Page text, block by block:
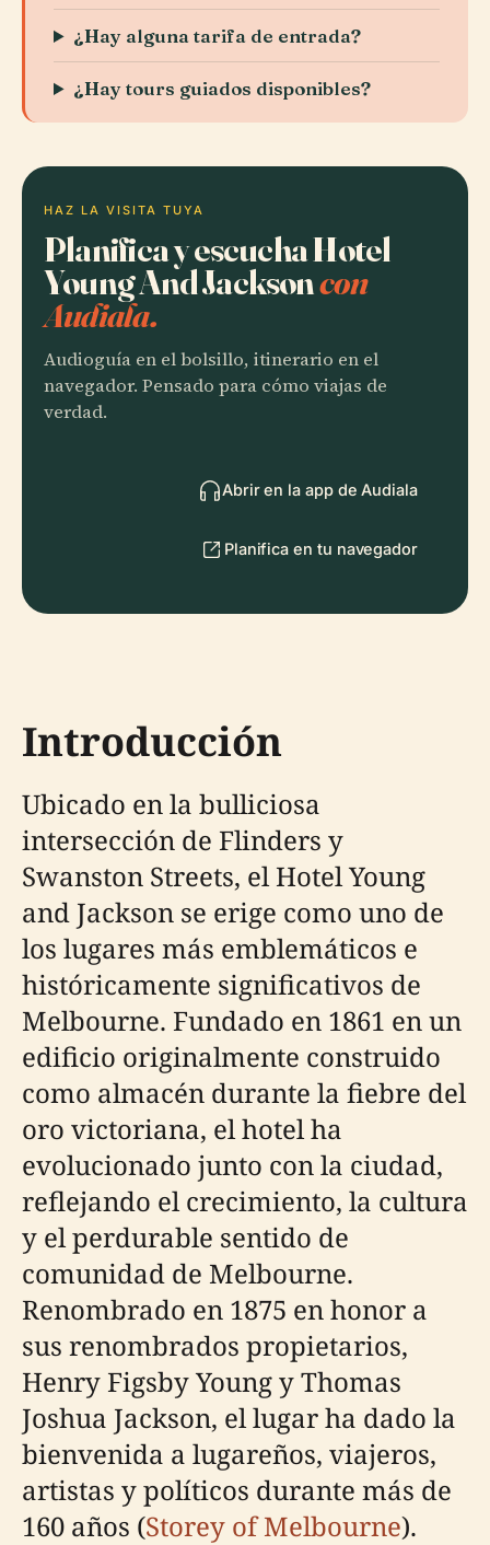
¿Hay alguna tarifa de entrada?
¿Hay tours guiados disponibles?
HAZ LA VISITA TUYA
Planifica y escucha Hotel
Young And Jacksoncon
Audiala.
Audioguía en el bolsillo, itinerario en el
navegador. Pensado para cómo viajas de
verdad.
Abrir en la app de Audiala
Planifica en tu navegador
Introducción
Ubicado en la bulliciosa
intersección de Flinders y
Swanston Streets, el Hotel Young
and Jackson se erige como uno de
los lugares más emblemáticos e
históricamente significativos de
Melbourne. Fundado en 1861 en un
edificio originalmente construido
como almacén durante la fiebre del
oro victoriana, el hotel ha
evolucionado junto con la ciudad,
reflejando el crecimiento, la cultura
y el perdurable sentido de
comunidad de Melbourne.
Renombrado en 1875 en honor a
sus renombrados propietarios,
Henry Figsby Young y Thomas
Joshua Jackson, el lugar ha dado la
bienvenida a lugareños, viajeros,
artistas y políticos durante más de
160 años (Storey of Melbourne).